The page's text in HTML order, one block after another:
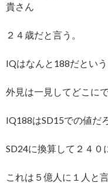
貴さん
２４歳だと言う。
IQはなんと188だという
外見は一見してどこに
IQ188はSD15での値だ
SD24に換算して２４０
これは５億人に１人と